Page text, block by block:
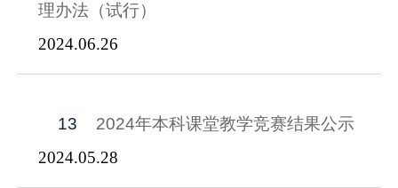
理办法（试行）
2024.06.26
13
2024年本科课堂教学竞赛结果公示
2024.05.28